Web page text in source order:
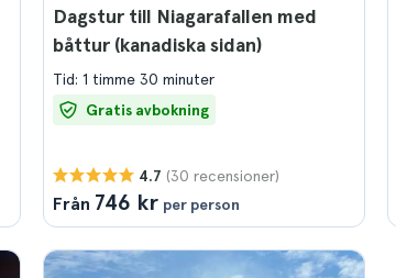
Dagstur till Niagarafallen med
båttur (kanadiska sidan)
Tid: 1 timme 30 minuter
Gratis avbokning
4.7 (30 recensioner)
Från 746 kr per person